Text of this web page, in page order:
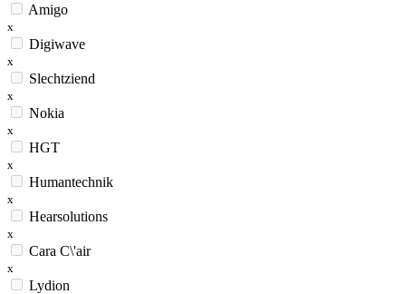
Amigo
x
Digiwave
x
Slechtziend
x
Nokia
x
HGT
x
Humantechnik
x
Hearsolutions
x
Cara C\'air
x
Lydion